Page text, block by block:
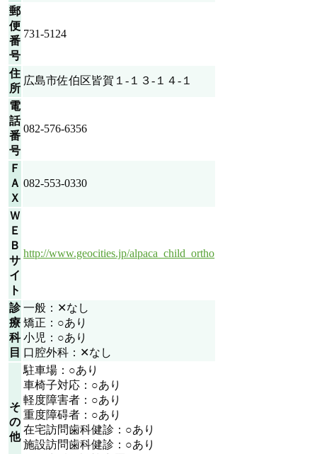
郵
便
番
号
731-5124
住
所
広島市佐伯区皆賀１-１３-１４-１
電
話
番
号
082-576-6356
Ｆ
Ａ
Ｘ
082-553-0330
Ｗ
Ｅ
Ｂ
サ
イ
ト
http://www.geocities.jp/alpaca_child_ortho
診
療
科
目
一般：✕なし
矯正：○あり
小児：○あり
口腔外科：✕なし
そ
の
他
駐車場：○あり
車椅子対応：○あり
軽度障害者：○あり
重度障碍者：○あり
在宅訪問歯科健診：○あり
施設訪問歯科健診：○あり